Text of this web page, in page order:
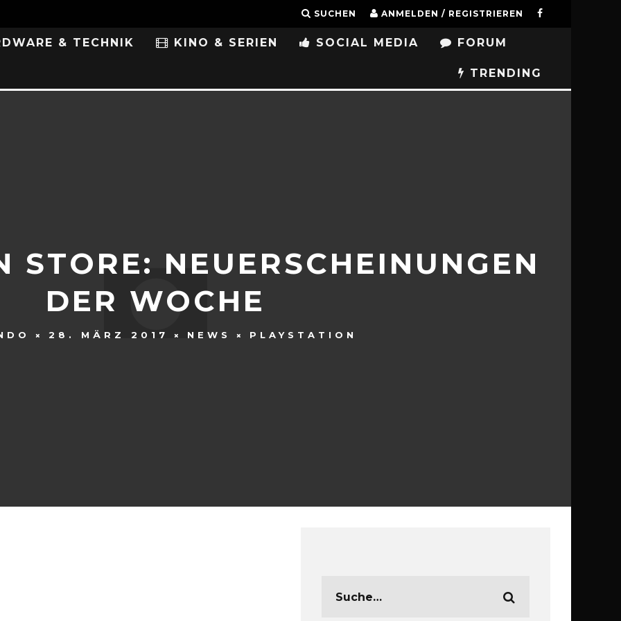
SUCHEN ANMELDEN / REGISTRIEREN
& TECHNIK KINO & SERIEN SOCIAL MEDIA FORUM
TRENDING
STORE: NEUERSCHEINUNGEN
DER WOCHE
28. MÄRZ 2017 NEWS PLAYSTATION